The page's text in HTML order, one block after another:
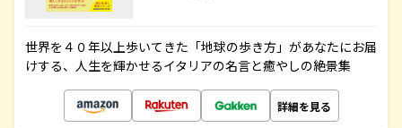
世界を４０年以上歩いてきた「地球の歩き方」があなたにお届
けする、人生を輝かせるイタリアの名言と癒やしの絶景集
詳細を見る